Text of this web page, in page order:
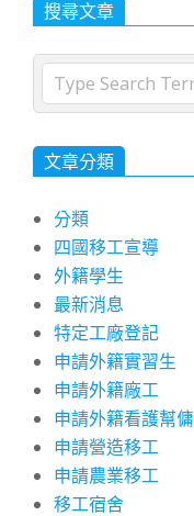
搜尋文章
Search
文章分類
分類
四國移工宣導
外籍學生
最新消息
特定工廠登記
申請外籍實習生
申請外籍廠工
申請外籍看護幫傭
申請營造移工
申請農業移工
移工宿舍